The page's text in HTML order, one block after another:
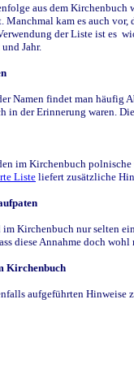
aus dem Kirchenbuch
Manchmal kam es auch
der Liste ist es
Jahr.
Namen findet man häufig
in der Erinnerung waren.
im Kirchenbuch
Liste liefert zusätzliche
Kirchenbuch nur selten
diese Annahme doch
Kirchenbuch
aufgeführten Hinweise